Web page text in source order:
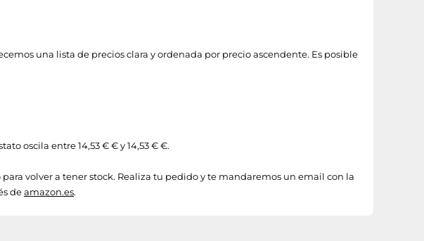
una lista de precios clara y ordenada por precio ascendente. Es posible
oscila entre 14,53 € € y 14,53 € €.
volver a tener stock. Realiza tu pedido y te mandaremos un email con la
deamazon.es.